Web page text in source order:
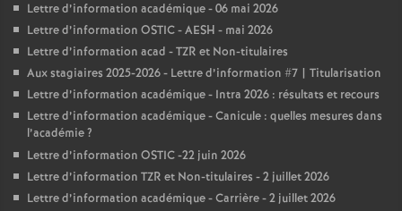
Lettre d’information académique - 06 mai 2026
Lettre d’information OSTIC - AESH - mai 2026
Lettre d’information acad - TZR et Non-titulaires
Aux stagiaires 2025-2026 - Lettre d’information #7 | Titularisation
Lettre d’information académique - Intra 2026 : résultats et recours
Lettre d’information académique - Canicule : quelles mesures dans
l’académie?
Lettre d’information OSTIC -22 juin 2026
Lettre d’information TZR et Non-titulaires - 2 juillet 2026
Lettre d’information académique - Carrière - 2 juillet 2026